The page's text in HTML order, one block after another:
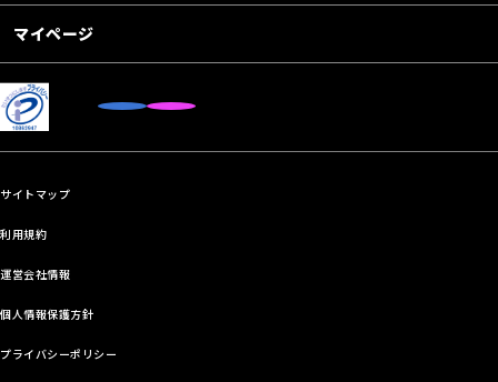
マイページ
サイトマップ
利用規約
運営会社情報
個人情報保護方針
プライバシーポリシー